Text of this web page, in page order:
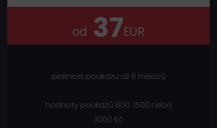
od 37EUR
platnost poukazu až 6 měsíců
hodnoty poukazů 800, 1500 nebo
3000 Kč